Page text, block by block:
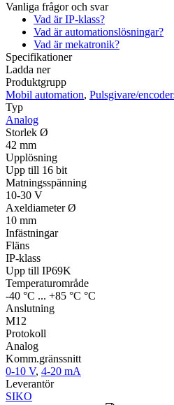
Vanliga frågor och svar
Vad är IP-klass?
Vad är automationslösningar?
Vad är mekatronik?
Specifikationer
Ladda ner
Produktgrupp
Mobil automation, Pulsgivare/
Typ
Analog
Storlek Ø
42 mm
Upplösning
Upp till 16 bit
Matningsspänning
10-30 V
Axeldiameter Ø
10 mm
Infästningar
Fläns
IP-klass
Upp till IP69K
Temperaturområde
-40 °C ... +85 °C °C
Anslutning
M12
Protokoll
Analog
Komm.gränssnitt
0-10 V, 4-20 mA
Leverantör
SIKO